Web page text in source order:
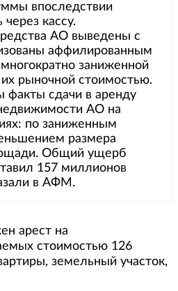
впоследствии
кассу.
АО выведены с
аффилированным
заниженной
рыночной стоимостью.
факты сдачи в аренду
АО на
по заниженным
размера
Общий ущерб
157 миллионов
в АФМ.
арест на
стоимостью 126
земельный участок,